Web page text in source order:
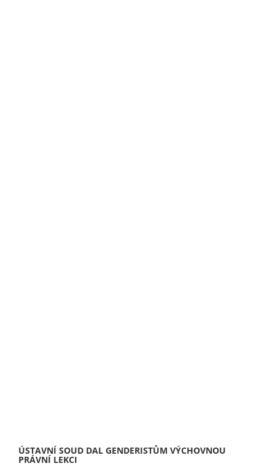
ÚSTAVNÍ SOUD DAL GENDERISTŮM VÝCHOVNOU
PRÁVNÍ LEKCI